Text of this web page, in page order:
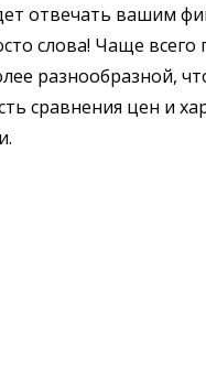
отвечать вашим
слова! Чаще
разнообразной,
сравнения цен и